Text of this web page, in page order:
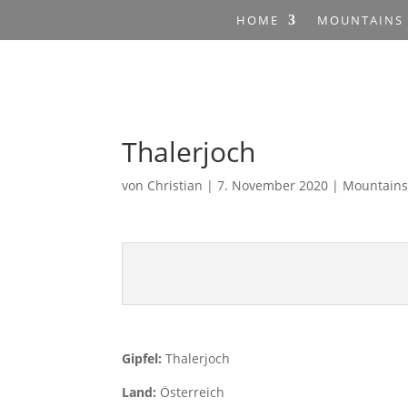
HOME MOUNTAINS
Thalerjoch
von Christian |7. November 2020 | Mountains
Gipfel:Thalerjoch
Land: Österreich